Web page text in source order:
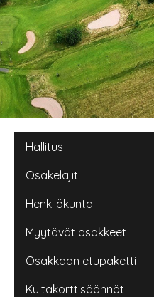
Main navigation
Hallitus
Osakelajit
Henkilökunta
Myytävät osakkeet
Osakkaan etupaketti
Kultakorttisäännöt